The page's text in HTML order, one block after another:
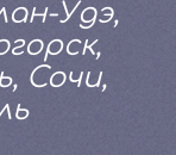
Удэ,
Сочи,